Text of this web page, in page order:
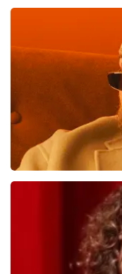
laatste 30
BESTEL NU
Teddy Swims
laatste 30
BESTEL NU